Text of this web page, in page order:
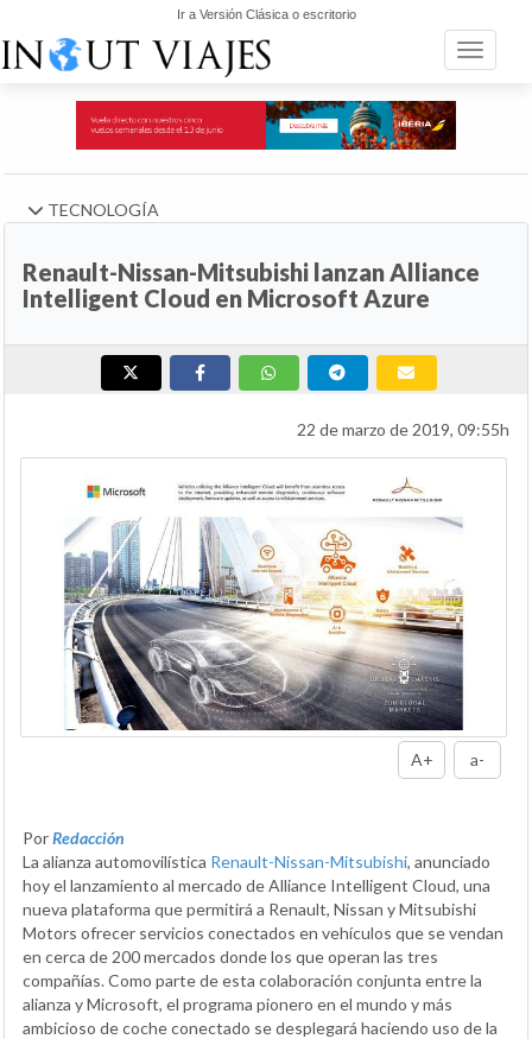
Ir a Versión Clásica o escritorio
Toggle
TECNOLOGÍA
Renault-Nissan-Mitsubishi lanzan Alliance
Intelligent Cloud en Microsoft Azure
22 de marzo de 2019, 09:55h
A+ a-
PorRedacción
La alianza automovilística Renault-Nissan-Mitsubishi, anunciado
hoy el lanzamiento al mercado de Alliance Intelligent Cloud, una
nueva plataforma que permitirá a Renault, Nissan y Mitsubishi
Motors ofrecer servicios conectados en vehículos que se vendan
en cerca de 200 mercados donde los que operan las tres
compañías. Como parte de esta colaboración conjunta entre la
alianza y Microsoft, el programa pionero en el mundo y más
ambicioso de coche conectado se desplegará haciendo uso de la